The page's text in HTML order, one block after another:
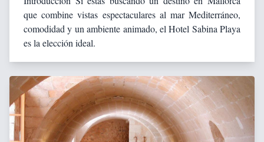
que combine vistas espectaculares al mar Mediterráneo,
comodidad y un ambiente animado, el Hotel Sabina Playa
es la elección ideal.